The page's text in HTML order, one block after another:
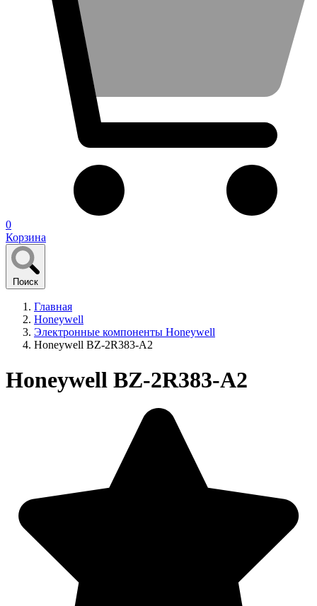
0
Корзина
Поиск
Главная
Honeywell
Электронные компоненты Honeywell
Honeywell BZ-2R383-A2
Honeywell BZ-2R383-A2